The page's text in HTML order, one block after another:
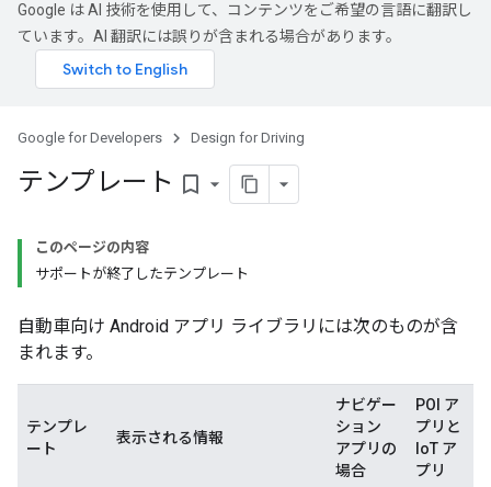
Google は AI 技術を使用して、コンテンツをご希望の言語に翻訳し
ています。AI 翻訳には誤りが含まれる場合があります。
Google for Developers Design for Driving
テンプレート bookmark_border
このページの内容
サポートが終了したテンプレート
自動車向け Android アプリ ライブラリには次のものが含
まれます。
テンプレ
ート
表示される情報
ナビゲー
ション
アプリの
場合
POI ア
プリと
IoT ア
プリ